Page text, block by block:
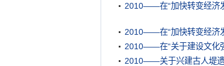
2010——在“加快转变经济
2010——在“加快转变经济
2010——在“关于建设文化
2010——关于兴建古人堤